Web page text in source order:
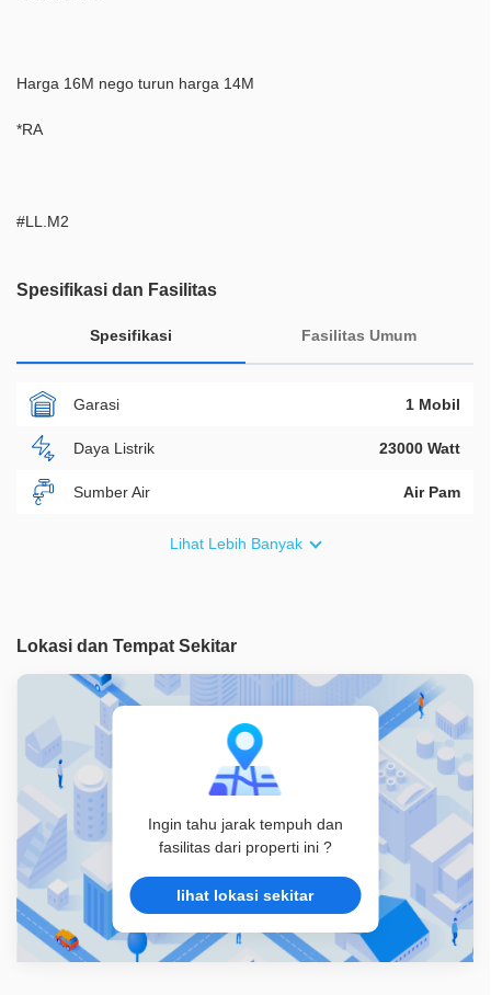
Harga 16M nego turun harga 14M
*RA
#LL.M2
Spesifikasi dan Fasilitas
Spesifikasi Fasilitas Umum
Garasi 1 Mobil
Daya Listrik 23000 Watt
Sumber Air Air Pam
Lainnya Kolam
Lainnya Ruang Keluarga
Lainnya Ruang Kerja
Lihat Lebih Banyak
Lokasi dan Tempat Sekitar
Ingin tahu jarak tempuh dan
fasilitas dari properti ini ?
lihat lokasi sekitar